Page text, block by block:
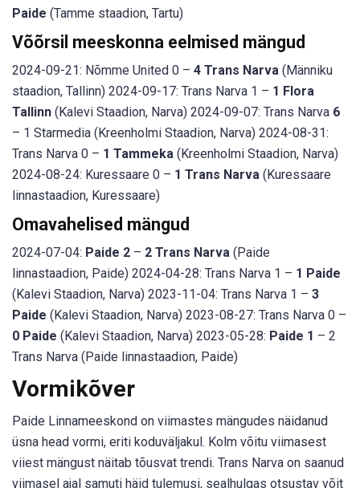
Paide (Tamme staadion, Tartu)
Võõrsil meeskonna eelmised mängud
2024-09-21: Nõmme United 0 – 4 Trans Narva (Männiku
staadion, Tallinn) 2024-09-17: Trans Narva 1 – 1 Flora
Tallinn (Kalevi Staadion, Narva) 2024-09-07: Trans Narva 6
– 1 Starmedia (Kreenholmi Staadion, Narva) 2024-08-31:
Trans Narva 0 – 1 Tammeka (Kreenholmi Staadion, Narva)
2024-08-24: Kuressaare 0 – 1 Trans Narva (Kuressaare
linnastaadion, Kuressaare)
Omavahelised mängud
2024-07-04: Paide 2 – 2 Trans Narva (Paide
linnastaadion, Paide) 2024-04-28: Trans Narva 1 – 1 Paide
(Kalevi Staadion, Narva) 2023-11-04: Trans Narva 1 – 3
Paide (Kalevi Staadion, Narva) 2023-08-27: Trans Narva 0 –
0 Paide (Kalevi Staadion, Narva) 2023-05-28: Paide 1 – 2
Trans Narva (Paide linnastaadion, Paide)
Vormikõver
Paide Linnameeskond on viimastes mängudes näidanud
üsna head vormi, eriti koduväljakul. Kolm võitu viimasest
viiest mängust näitab tõusvat trendi. Trans Narva on saanud
viimasel ajal samuti häid tulemusi, sealhulgas otsustav võit